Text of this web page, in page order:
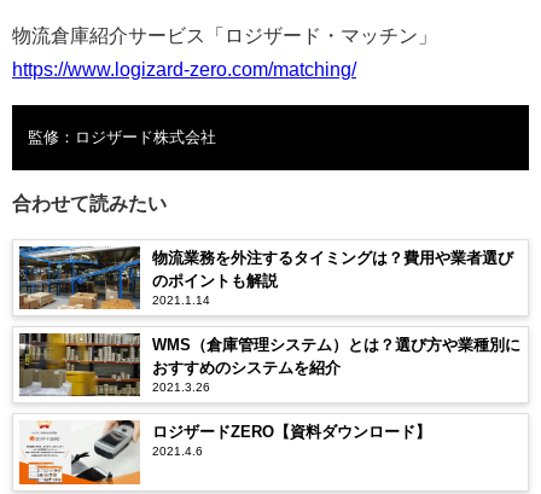
物流倉庫紹介サービス「ロジザード・マッチン」
https://www.logizard-zero.com/matching/
監修：ロジザード株式会社
合わせて読みたい
物流業務を外注するタイミングは？費用や業者選び
のポイントも解説
2021.1.14
WMS（倉庫管理システム）とは？選び方や業種別に
おすすめのシステムを紹介
2021.3.26
ロジザードZERO【資料ダウンロード】
2021.4.6